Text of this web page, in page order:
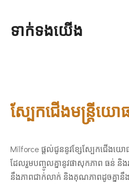
ទាក់ទង​យើង
ស្បែកជើងមន្ត្រីយោ
Milforce ផ្តល់ជូននូវខ្សែស្បែកជើងយោធ
ដែលរួមបញ្ចូលគ្នានូវផាសុកភាព ធន់ និង
នឹងភាពជាក់លាក់ និងគុណភាពដូចគ្នានឹ